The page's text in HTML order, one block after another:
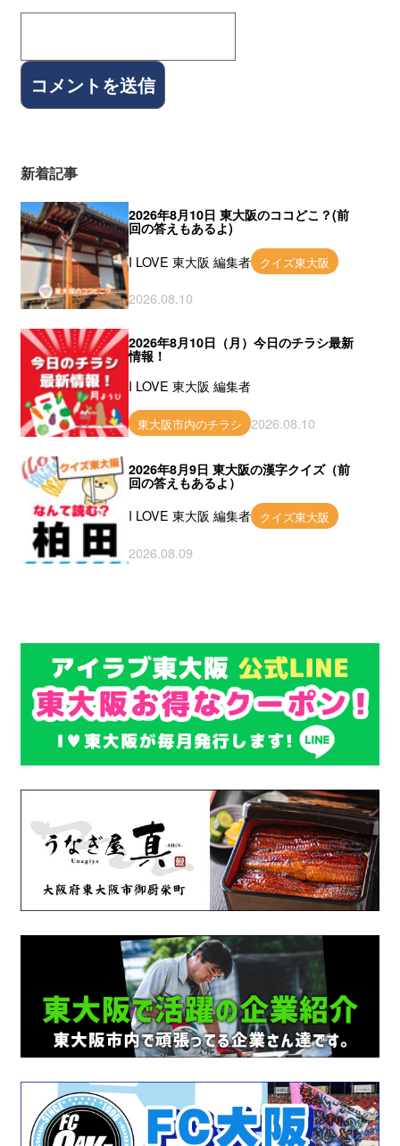
新着記事
2026年8月10日 東大阪のココどこ？(前
回の答えもあるよ)
I LOVE 東大阪 編集者 クイズ東大阪
2026.08.10
2026年8月10日（月）今日のチラシ最新
情報！
I LOVE 東大阪 編集者
東大阪市内のチラシ 2026.08.10
2026年8月9日 東大阪の漢字クイズ（前
回の答えもあるよ）
I LOVE 東大阪 編集者 クイズ東大阪
2026.08.09